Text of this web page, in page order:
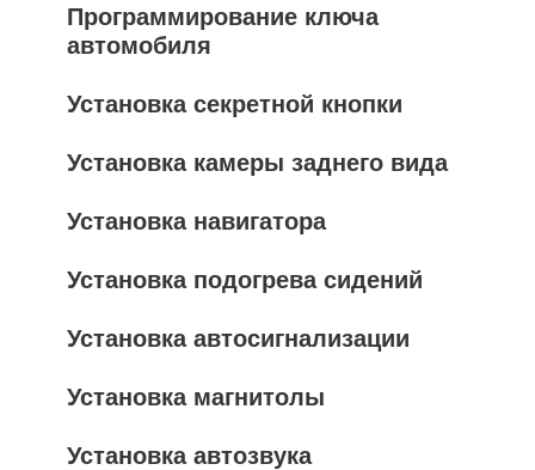
Программирование ключа
автомобиля
Установка секретной кнопки
Установка камеры заднего вида
Установка навигатора
Установка подогрева сидений
Установка автосигнализации
Установка магнитолы
Установка автозвука